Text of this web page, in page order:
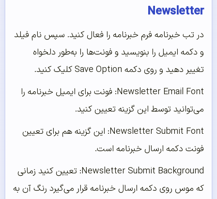
Newsletter
در تب خبرنامه فرم خبرنامه را فعال کنید. سپس نام فیلد
و دکمه ایمیل را بنویسید و فونت‌ها را به‌طور دلخواه
تغییر دهید و روی دکمه Save Option کلیک کنید.
Newsletter Email Font: فونت برای ایمیل خبرنامه را
می‌توانید توسط این گزینه تعیین کنید.
Newsletter Submit Font: این گزینه هم برای تعیین
فونت دکمه ارسال خبرنامه است.
Newsletter Submit Background: تعیین کنید زمانی
که موس روی دکمه ارسال خبرنامه قرار می‌گیرد رنگ آن به